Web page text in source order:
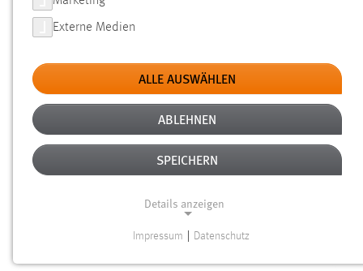
FILTER
Typ
Erstellungsdatum
Alter
Externe Medien
ALLE AUSWÄHLEN
ABLEHNEN
SPEICHERN
Details anzeigen
Impressum Datenschutz